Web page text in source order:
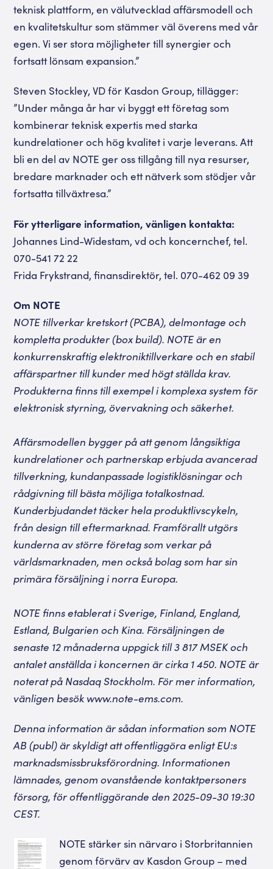
teknisk plattform, en välutvecklad affärsmodell och
en kvalitetskultur som stämmer väl överens med vår
egen. Vi ser stora möjligheter till synergier och
fortsatt lönsam expansion.”
Steven Stockley, VD för Kasdon Group, tillägger:
”Under många år har vi byggt ett företag som
kombinerar teknisk expertis med starka
kundrelationer och hög kvalitet i varje leverans. Att
bli en del av NOTE ger oss tillgång till nya resurser,
bredare marknader och ett nätverk som stödjer vår
fortsatta tillväxtresa.”
För ytterligare information, vänligen kontakta:
Johannes Lind-Widestam, vd och koncernchef, tel.
070-541 72 22
Frida Frykstrand, finansdirektör, tel. 070-462 09 39
Om NOTE
NOTE tillverkar kretskort (PCBA), delmontage och
kompletta produkter (box build). NOTE är en
konkurrenskraftig elektroniktillverkare och en stabil
affärspartner till kunder med högt ställda krav.
Produkterna finns till exempel i komplexa system för
elektronisk styrning, övervakning och säkerhet.
Affärsmodellen bygger på att genom långsiktiga
kundrelationer och partnerskap erbjuda avancerad
tillverkning, kundanpassade logistiklösningar och
rådgivning till bästa möjliga totalkostnad.
Kunderbjudandet täcker hela produktlivscykeln,
från design till eftermarknad. Framförallt utgörs
kunderna av större företag som verkar på
världsmarknaden, men också bolag som har sin
primära försäljning i norra Europa.
NOTE finns etablerat i Sverige, Finland, England,
Estland, Bulgarien och Kina. Försäljningen de
senaste 12 månaderna uppgick till 3 817 MSEK och
antalet anställda i koncernen är cirka 1 450. NOTE är
noterat på Nasdaq Stockholm. För mer information,
vänligen besök www.note-ems.com.
Denna information är sådan information som NOTE
AB (publ) är skyldigt att offentliggöra enligt EU:s
marknadsmissbruksförordning. Informationen
lämnades, genom ovanstående kontaktpersoners
försorg, för offentliggörande den 2025-09-30 19:30
CEST.
NOTE stärker sin närvaro i Storbritannien
genom förvärv av Kasdon Group – med